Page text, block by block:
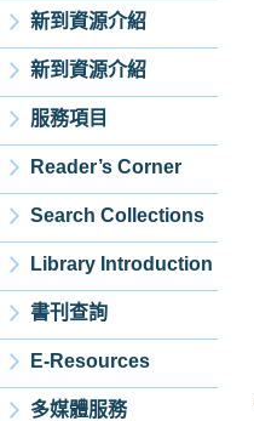
新到資源介紹
新到資源介紹
服務項目
Reader’s Corner
Search Collections
Library Introduction
書刊查詢
E-Resources
多媒體服務